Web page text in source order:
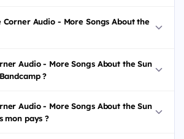
Audio - More Songs About the
Audio - More Songs About the Sun
?
Audio - More Songs About the Sun
mon pays ?